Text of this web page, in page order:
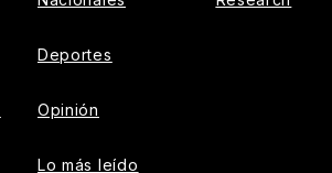
Deportes
Opinión
Lo más leído